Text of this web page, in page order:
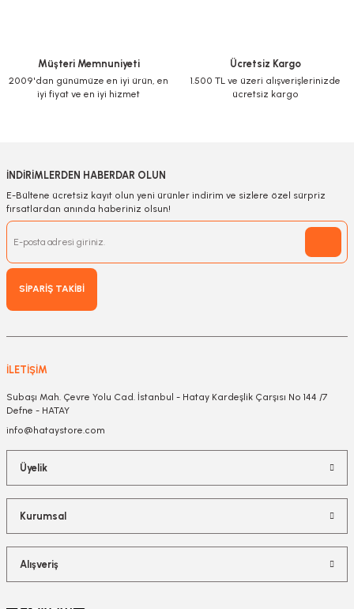
Gönder
Müşteri Memnuniyeti
2009'dan günümüze en iyi ürün, en
iyi fiyat ve en iyi hizmet
Ücretsiz Kargo
1.500 TL ve üzeri alışverişlerinizde
ücretsiz kargo
İNDİRİMLERDEN HABERDAR OLUN
E-Bültene ücretsiz kayıt olun yeni ürünler indirim ve sizlere özel sürpriz
fırsatlardan anında haberiniz olsun!
SİPARİŞ TAKİBİ
İLETİŞİM
Subaşı Mah. Çevre Yolu Cad. İstanbul - Hatay Kardeşlik Çarşısı No 144 /7
Defne - HATAY
info@hataystore.com
Üyelik
Kurumsal
Alışveriş